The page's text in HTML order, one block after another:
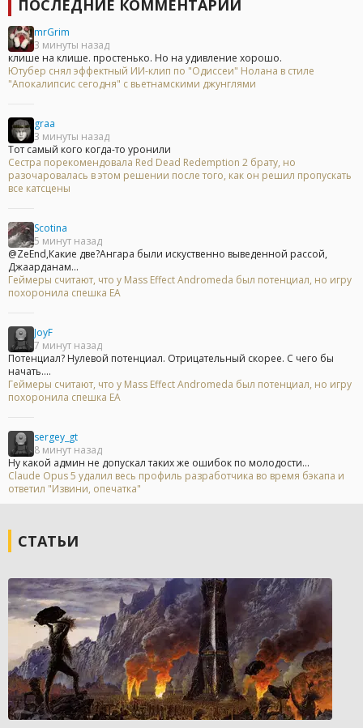
ПОСЛЕДНИЕ КОММЕНТАРИИ
mrGrim
3 минуты назад
клише на клише. простенько. Но на удивление хорошо.
Ютубер снял эффектный ИИ-клип по "Одиссеи" Нолана в стиле
"Апокалипсис сегодня" с вьетнамскими джунглями
graa
3 минуты назад
Тот самый кого когда-то уронили
Сестра порекомендовала Red Dead Redemption 2 брату, но
разочаровалась в этом решении после того, как он решил пропускать
все катсцены
Scotina
5 минут назад
@ZeEnd,Какие две?Ангара были искуственно выведенной рассой,
Джаарданам...
Геймеры считают, что у Mass Effect Andromeda был потенциал, но игру
похоронила спешка EA
JoyF
7 минут назад
Потенциал? Нулевой потенциал. Отрицательный скорее. С чего бы
начать....
Геймеры считают, что у Mass Effect Andromeda был потенциал, но игру
похоронила спешка EA
sergey_gt
8 минут назад
Ну какой админ не допускал таких же ошибок по молодости...
Claude Opus 5 удалил весь профиль разработчика во время бэкапа и
ответил "Извини, опечатка"
СТАТЬИ